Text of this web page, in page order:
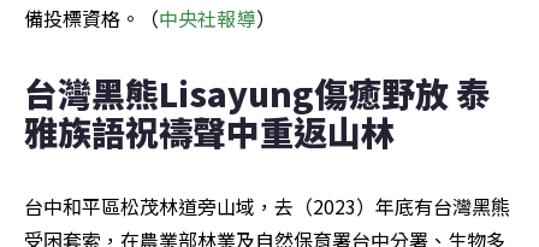
備投標資格。（中央社報導）
台灣黑熊Lisayung傷癒野放 泰
雅族語祝禱聲中重返山林
台中和平區松茂林道旁山域，去（2023）年底有台灣黑熊
受困套索，在農業部林業及自然保育署台中分署、生物多